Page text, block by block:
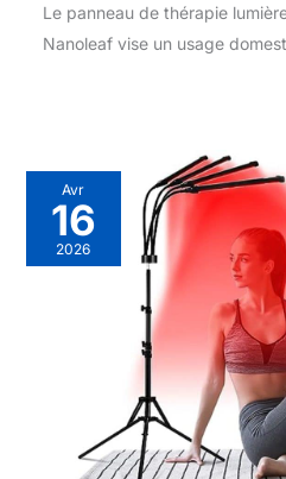
Le panneau de thérapie
Nanoleaf vise un usage
Avr
16
2026